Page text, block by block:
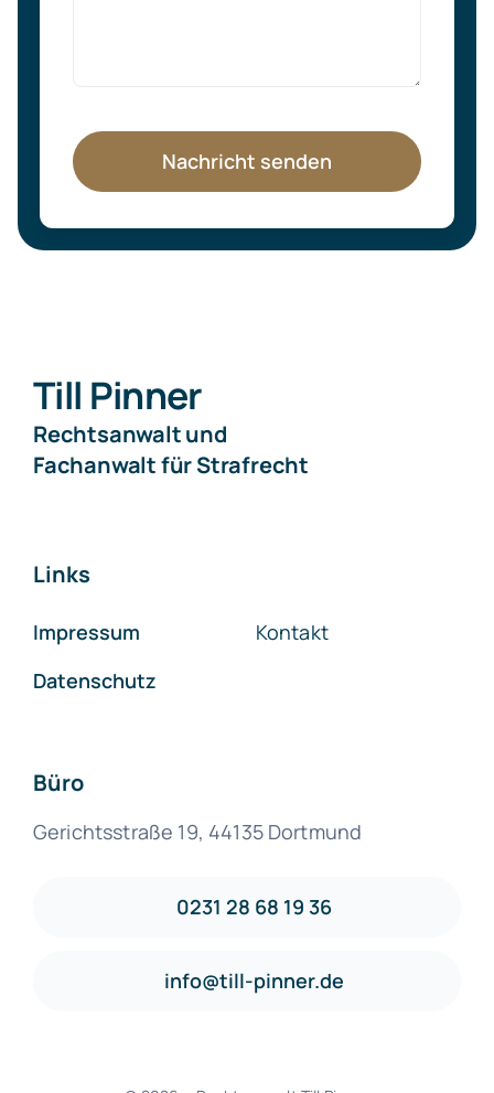
Nachricht senden
Till Pinner
Rechtsanwalt und
Fachanwalt für Strafrecht
Links
Impressum
Datenschutz
Kontakt
Büro
Gerichtsstraße 19, 44135 Dortmund
0231 28 68 19 36
info@till-pinner.de